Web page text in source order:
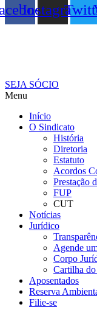
Instagram
SEJA SÓCIO
Menu
Início
O Sindicato
História
Diretoria
Estatuto
Acordos
Prestação
FUP
CUT
Notícias
Jurídico
Agende
Corpo
Cartilha
Aposentados
Reserva
Filie-se